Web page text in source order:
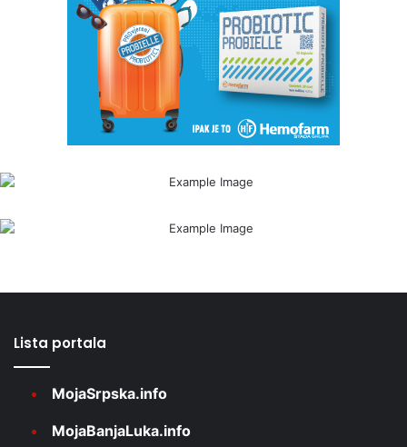
Lista portala
MojaSrpska.info
MojaBanjaLuka.info